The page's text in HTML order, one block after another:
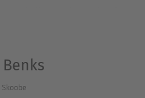
neue Plätze für ihre